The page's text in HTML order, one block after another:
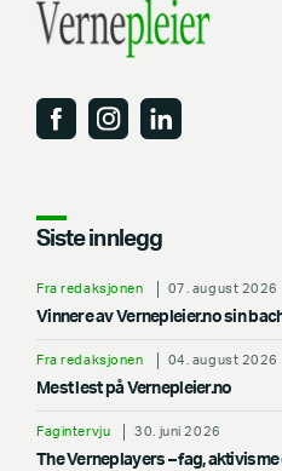
Siste innlegg
Fra redaksjonen 07. august 2026
Vinnere av Vernepleier.no sin
Fra redaksjonen 04. august 2026
Mest lest på Vernepleier.no
Fagintervju 30. juni 2026
The Verneplayers – fag,